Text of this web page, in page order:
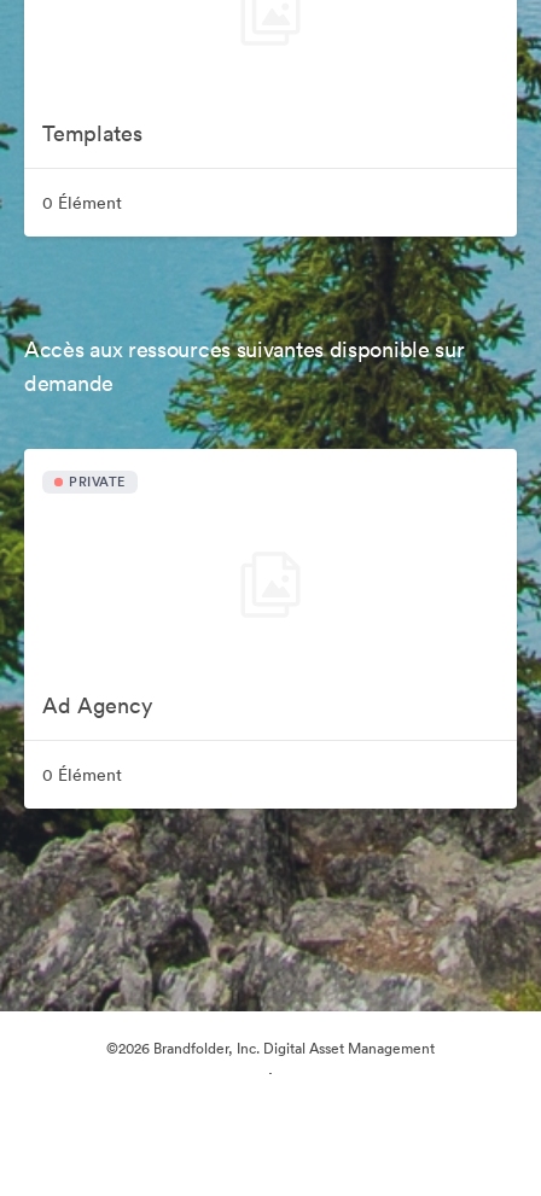
Templates
0 Élément
Accès aux ressources suivantes disponible sur
demande
PRIVATE
Ad Agency
0 Élément
©2026 Brandfolder, Inc. Digital Asset Management
·